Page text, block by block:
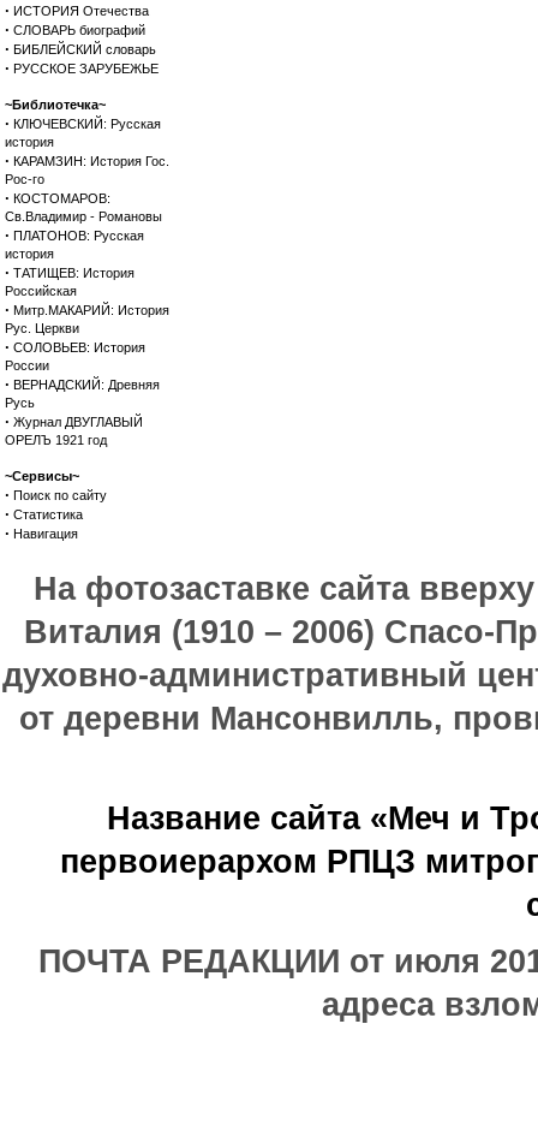
· ИСТОРИЯ Отечества
· СЛОВАРЬ биографий
· БИБЛЕЙСКИЙ словарь
· РУССКОЕ ЗАРУБЕЖЬЕ
~Библиотечка~
· КЛЮЧЕВСКИЙ: Русская
история
· КАРАМЗИН: История Гос.
Рос-го
· КОСТОМАРОВ:
Св.Владимир - Романовы
· ПЛАТОНОВ: Русская
история
· ТАТИЩЕВ: История
Российская
· Митр.МАКАРИЙ: История
Рус. Церкви
· СОЛОВЬЕВ: История
России
· ВЕРНАДСКИЙ: Древняя
Русь
· Журнал ДВУГЛАВЫЙ
ОРЕЛЪ 1921 год
~Сервисы~
· Поиск по сайту
· Статистика
· Навигация
На фотозаставке сайта
Виталия (1910 – 2006) Спасо-
духовно-административный
от деревни Мансонвилль,
Название сайта «Меч и
первоиерархом РПЦЗ
ПОЧТА РЕДАКЦИИ от июля
адреса